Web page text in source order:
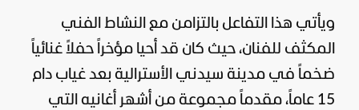
ويأتي هذا التفاعل بالتزامن مع النشاط الفني
المكثف للفنان، حيث كان قد أحيا مؤخراً حفلاً غنائياً
ضخماً في مدينة سيدني الأسترالية بعد غياب دام
15 عاماً، مقدماً مجموعة من أشهر أغانيه التي